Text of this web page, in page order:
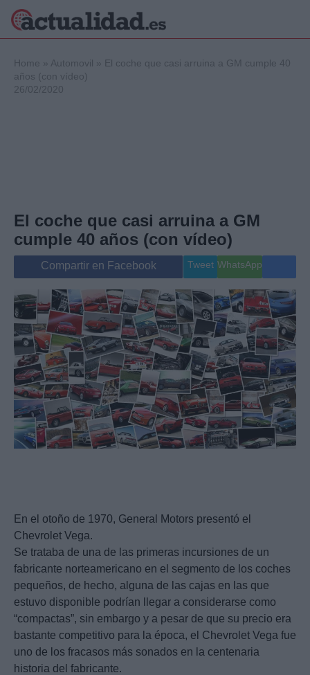
Internacional
Viajes
Gente
Musica
Home » Automovil » El coche que casi arruina a GM cumple 40
años (con vídeo)
26/02/2020
El coche que casi arruina a GM
cumple 40 años (con vídeo)
Compartir en Facebook Tweet WhatsApp
En el otoño de 1970, General Motors presentó el
Chevrolet Vega.
Se trataba de una de las primeras incursiones de un
fabricante norteamericano en el segmento de los coches
pequeños, de hecho, alguna de las cajas en las que
estuvo disponible podrían llegar a considerarse como
“compactas”, sin embargo y a pesar de que su precio era
bastante competitivo para la época, el Chevrolet Vega fue
uno de los fracasos más sonados en la centenaria
historia del fabricante.